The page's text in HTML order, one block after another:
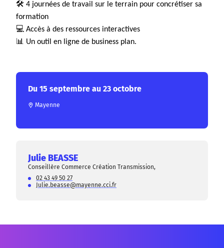
🛠️ 4 journées de travail sur le terrain pour concrétiser sa
formation
💻 Accès à des ressources interactives
📊 Un outil en ligne de business plan.
Du 15 septembre au 23 octobre
Mayenne
Julie BEASSE
Conseillère Commerce Création Transmission,
02 43 49 50 27
Julie.beasse@mayenne.cci.fr